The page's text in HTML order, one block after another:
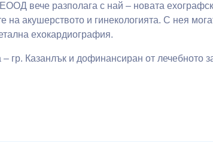
вече разполага с най – новата
на акушерството и гинекологията. С нея
ехокардиография.
гр. Казанлък и дофинансиран от лечебното